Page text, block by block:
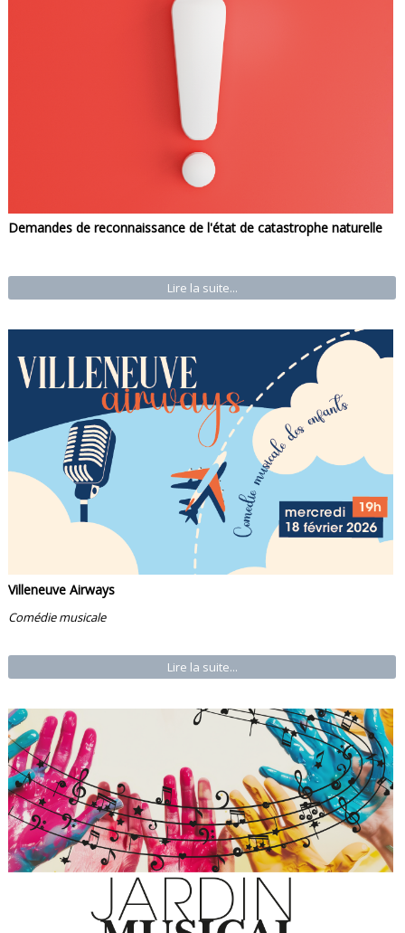
Demandes de reconnaissance de l'état de catastrophe naturelle
Lire la suite...
Villeneuve Airways
Comédie musicale
Lire la suite...